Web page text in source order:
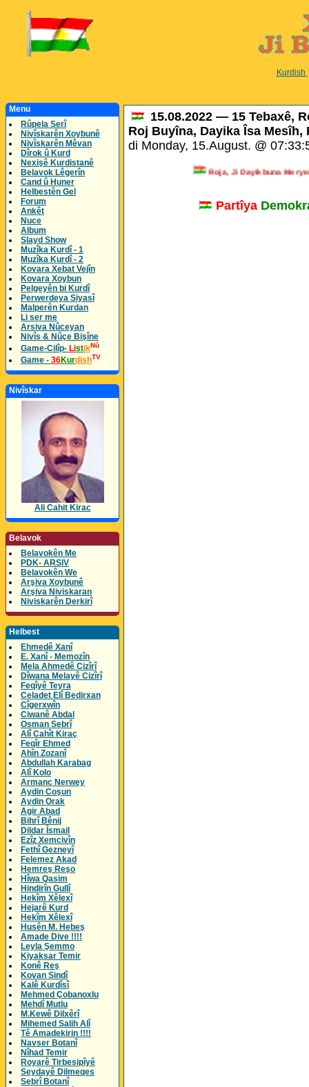
Kurdish
Menu
Rûpela Serî
Nivîskarên Xoybunê
Nivîskarên Mêvan
Dîrok û Kurd
Nexişê Kurdistanê
Belavok Lêgerîn
Cand û Huner
Helbestên Gel
Forum
Ankêt
Nuce
Album
Slayd Show
Muzîka Kurdî - 1
Muzîka Kurdî - 2
Kovara Xebat Vejîn
Kovara Xoybun
Pelgeyên bi Kurdî
Perwerdeya Siyasî
Malperên Kurdan
Li ser me
Arsiva Nûceyan
Nivîs & Nûçe Bişîne
Game-Cilîp- ListikNû
Game - 36KurdishTV
Nivîskar
Ali Cahit Kirac
Belavok
Belavokên Me
PDK- ARSIV
Belavokên We
Arşiva Xoybunê
Arşiva Niviskaran
Niviskarên Derkirî
Helbest
Ehmedê Xanî
E. Xanî - Memozîn
Mela Ahmedê Cizîrî
Dîwana Melayê Cizîrî
Feqîyê Teyra
Celadet Elî Bedirxan
Cîgerxwîn
Ciwanê Abdal
Osman Sebrî
Alî Cahît Kiraç
Feqîr Ehmed
Ahîn Zozanî
Abdullah Karabag
Alî Kolo
Armanc Nerwey
Aydin Coşun
Aydin Orak
Agir Abad
Bihrî Bênij
Dildar Îsmail
Ezîz Xemcivîn
Fethî Gezneyî
Felemez Akad
Hemreş Reşo
Hîwa Qasim
Hindirîn Gullî
Hekîm Xêlexî
Hejarê Kurd
Hekîm Xêlexî
Husên M. Hebeş
Amade Dive !!!!
Leyla Şemmo
Kiyaksar Temir
Konê Reş
Kovan Sindî
Kalê Kurdîsî
Mehmed Çobanoxlu
Mehdî Mutlu
M.Kewê Dilxêrî
Mihemed Salih Alî
Tê Amadekirin !!!!
Navser Botanî
Nîhad Temir
Royarê Tirbesipîyê
Seydayê Dilmeqes
Sebrî Botanî
15.08.2022 — 15 Tebaxê,
Roj Buyîna, Dayika Îsa Mesîh,
di Monday, 15.August. @
Roja, Ji Dayikbuna Meryem
Partîya